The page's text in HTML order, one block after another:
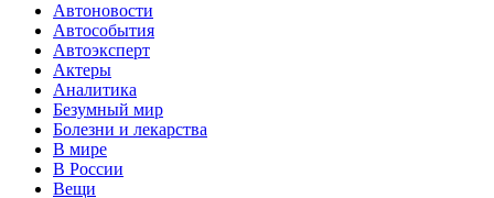
Автоновости
Автособытия
Автоэксперт
Актеры
Аналитика
Безумный мир
Болезни и лекарства
В мире
В России
Вещи